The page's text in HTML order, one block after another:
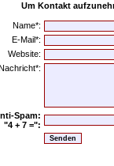
Um Kontakt
Name*:
E-Mail*:
Website:
Spam:
"4 + 7 =":